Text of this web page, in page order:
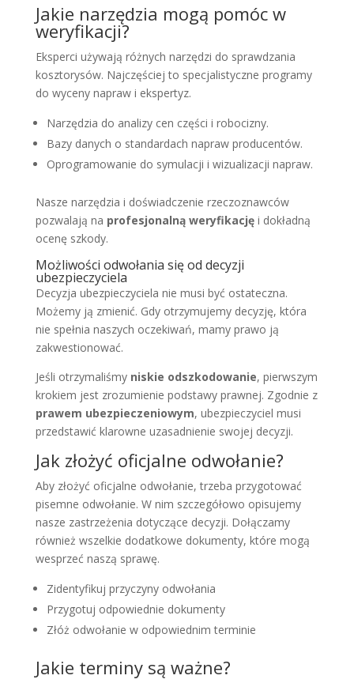
Jakie narzędzia mogą pomóc w
weryfikacji?
Eksperci używają różnych narzędzi do sprawdzania
kosztorysów. Najczęściej to specjalistyczne programy
do wyceny napraw i ekspertyz.
Narzędzia do analizy cen części i robocizny.
Bazy danych o standardach napraw producentów.
Oprogramowanie do symulacji i wizualizacji napraw.
Nasze narzędzia i doświadczenie rzeczoznawców
pozwalają na profesjonalną weryfikacjęi dokładną
ocenę szkody.
Możliwości odwołania się od decyzji
ubezpieczyciela
Decyzja ubezpieczyciela nie musi być ostateczna.
Możemy ją zmienić. Gdy otrzymujemy decyzję, która
nie spełnia naszych oczekiwań, mamy prawo ją
zakwestionować.
Jeśli otrzymaliśmy niskie odszkodowanie, pierwszym
krokiem jest zrozumienie podstawy prawnej. Zgodnie z
prawem ubezpieczeniowym, ubezpieczyciel musi
przedstawić klarowne uzasadnienie swojej decyzji.
Jak złożyć oficjalne odwołanie?
Aby złożyć oficjalne odwołanie, trzeba przygotować
pisemne odwołanie. W nim szczegółowo opisujemy
nasze zastrzeżenia dotyczące decyzji. Dołączamy
również wszelkie dodatkowe dokumenty, które mogą
wesprzeć naszą sprawę.
Zidentyfikuj przyczyny odwołania
Przygotuj odpowiednie dokumenty
Złóż odwołanie w odpowiednim terminie
Jakie terminy są ważne?